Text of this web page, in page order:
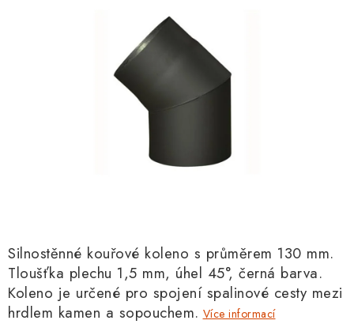
Silnostěnné kouřové koleno s průměrem 130 mm.
Tloušťka plechu 1,5 mm, úhel 45°, černá barva.
Koleno je určené pro spojení spalinové cesty mezi
hrdlem kamen a sopouchem. Více informací